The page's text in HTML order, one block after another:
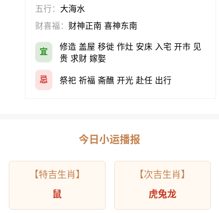
五行： 大海水
财喜福： 财神正南 喜神东南
宜
修造 盖屋 移徙 作灶 安床 入宅 开市 见
贵 求财 嫁娶
忌 祭祀 祈福 斋醮 开光 赴任 出行
今日小运播报
【特吉生肖】
鼠
【次吉生肖】
虎兔龙